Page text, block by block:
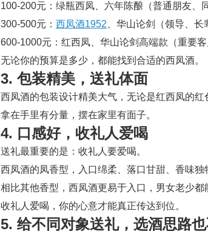
100-200元：绿瓶西凤、六年陈酿（普通朋友、
300-500元： 西凤酒1952 、华山论剑（领导、长
600-1000元：红西凤、华山论剑高端款（重要客
无论你的预算是多少，都能找到合适的西凤酒。
3. 包装精美，送礼体面
西凤酒的包装设计精美大气，无论是红西凤的
拿在手里有分量，摆在家里有面子。
4. 口感好，收礼人爱喝
送礼最重要的是：收礼人要爱喝。
西凤酒的凤香型，入口绵柔、落口甘甜、香味独
相比其他香型，西凤酒更易于入口，男女老少都
收礼人爱喝，你的心意才能真正传达到位。
5. 给不同对象送礼，选酒思路也